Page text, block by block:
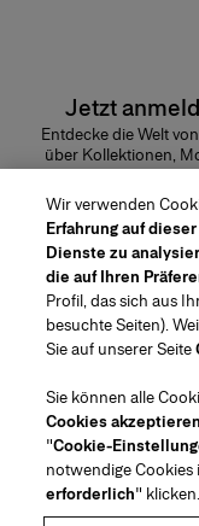
Jetzt
Entdecke die Welt
über Kollektionen,
E-Mail-Adresse
Kundendienst
Geschäft finden
FAQs
Über uns
House of Herrera
Wir verwenden
Erfahrung auf
Dienste zu
die auf Ihren
Profil, das sich aus
besuchte Seiten).
Sie auf unserer Seite
Sie können alle
Cookies akzeptieren
"Cookie-
notwendige Cookies
erforderlich" klicken.